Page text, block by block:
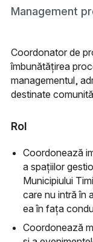
Management
Coordonator de
îmbunătățirea
managementul,
destinate
Rol
Coordonează
a spațiilor
Municipiului
care nu intră în
ea în fața
Coordonează